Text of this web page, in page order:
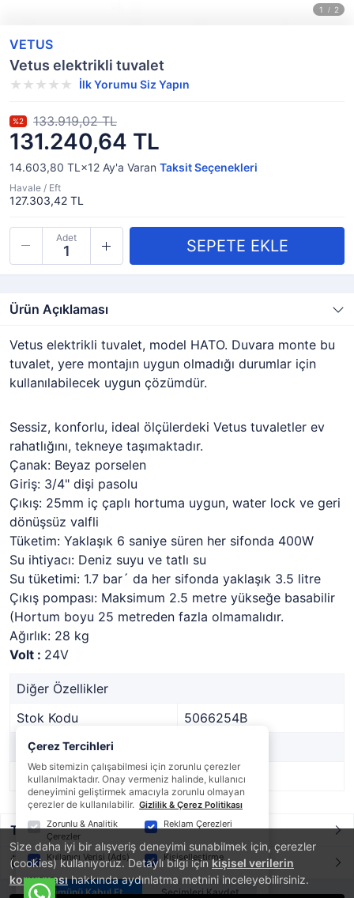
Size daha iyi bir alışveriş deneyimi sunabilmek için, çerezler
(cookies) kullanıyoruz. Detaylı bilgi içinkişisel verilerin
korunmasıhakkında aydınlatma metnini inceleyebilirsiniz.
VETUS
Vetus elektrikli tuvalet
İlk Yorumu Siz Yapın
131.240,64 TL
%2 133.919,02 TL
14.603,80 TL×12 Ay'a Varan Taksit Seçenekleri
Havale / Eft
127.303,42 TL
Adet
Ürün Açıklaması
Vetus elektrikli tuvalet, model HATO. Duvara monte bu
tuvalet, yere montajın uygun olmadığı durumlar için
kullanılabilecek uygun çözümdür.
Sessiz, konforlu, ideal ölçülerdeki Vetus tuvaletler ev
rahatlığını, tekneye taşımaktadır.
Çanak: Beyaz porselen
Giriş: 3/4" dişi pasolu
Çıkış: 25mm iç çaplı hortuma uygun, water lock ve geri
dönüşsüz valfli
Tüketim: Yaklaşık 6 saniye süren her sifonda 400W
Su ihtiyacı: Deniz suyu ve tatlı su
Su tüketimi: 1.7 bar´ da her sifonda yaklaşık 3.5 litre
Çıkış pompası: Maksimum 2.5 metre yükseğe basabilir
(Hortum boyu 25 metreden fazla olmamalıdır.
Ağırlık: 28 kg
Volt : 24V
Diğer Özellikler
Stok Kodu
5066254B
Marka
Stok Durumu
Var
Taksit / Ödeme Seçenekleri
Ürün Yorumları
Çerez Tercihleri
Web sitemizin çalışabilmesi için zorunlu çerezler
kullanılmaktadır. Onay vermeniz halinde, kullanıcı
deneyimini geliştirmek amacıyla zorunlu olmayan
çerezler de kullanılabilir. Gizlilik & Çerez Politikası
Zorunlu & Analitik
Çerezler
Reklam Çerezleri
Kullanıcı Verisi (Ads) Kişiselleştirme
Tümünü Kabul Et Seçimleri Kaydet